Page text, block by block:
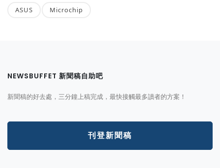
ASUS Microchip
NEWSBUFFET 新聞稿自助吧
新聞稿的好去處，三分鐘上稿完成，最快接觸最多讀者的方案！
刊登新聞稿